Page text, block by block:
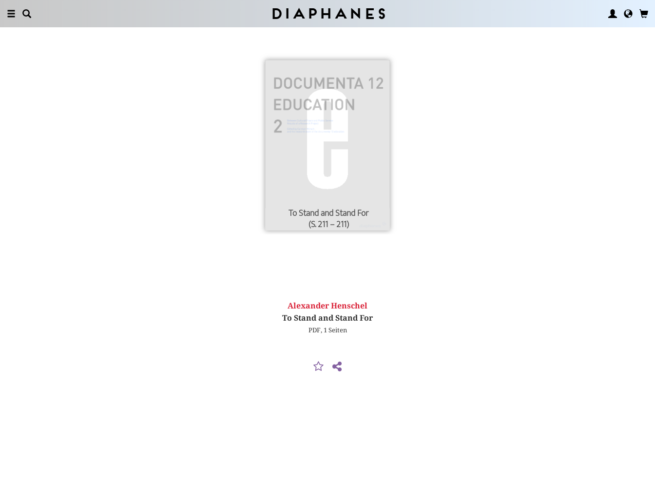
Diaphanes
To Stand and Stand For
(S. 211 – 211)
Alexander Henschel
To Stand and Stand For
PDF, 1 Seiten